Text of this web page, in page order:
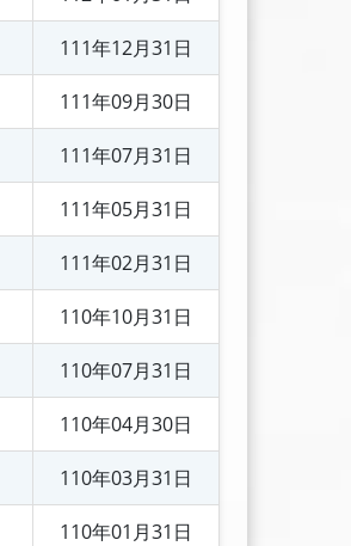
111年12月31日
111年09月30日
111年07月31日
111年05月31日
111年02月31日
110年10月31日
110年07月31日
110年04月30日
110年03月31日
110年01月31日